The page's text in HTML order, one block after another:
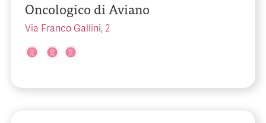
Oncologico di Aviano
Via Franco Gallini, 2